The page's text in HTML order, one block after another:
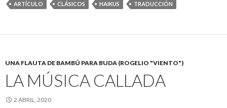
ARTÍCULO CLÁSICOS HAIKUS TRADUCCIÓN
UNA FLAUTA DE BAMBÚ PARA BUDA (ROGELIO "VIENTO")
LA MÚSICA CALLADA
2 ABRIL, 2020